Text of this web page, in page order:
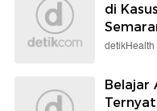
di
detikHealth
Belajar